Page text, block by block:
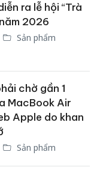
ra lễ hội “Trà
2026
Sản phẩm
chờ gần 1
MacBook Air
Apple do khan
Sản phẩm